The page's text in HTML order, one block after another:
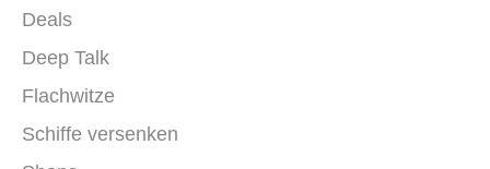
Deals
Deep Talk
Flachwitze
Schiffe versenken